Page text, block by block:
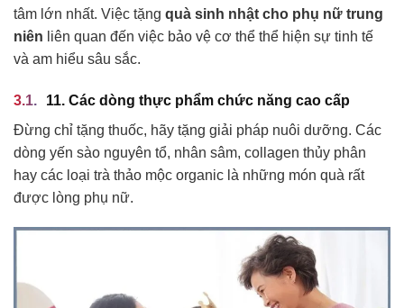
tâm lớn nhất. Việc tặng quà sinh nhật cho phụ nữ trung
niên liên quan đến việc bảo vệ cơ thể thể hiện sự tinh tế
và am hiểu sâu sắc.
11. Các dòng thực phẩm chức năng cao cấp
Đừng chỉ tặng thuốc, hãy tặng giải pháp nuôi dưỡng. Các
dòng yến sào nguyên tổ, nhân sâm, collagen thủy phân
hay các loại trà thảo mộc organic là những món quà rất
được lòng phụ nữ.